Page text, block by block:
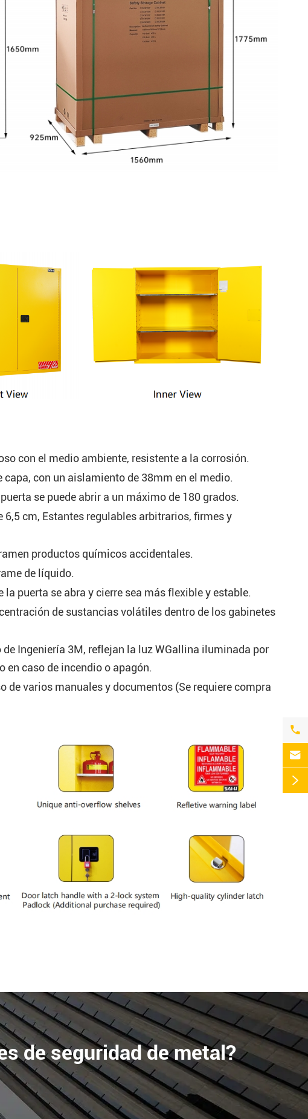
con el medio ambiente, resistente a la corrosión.
con un aislamiento de 38mm en el medio.
se puede abrir a un máximo de 180 grados.
cm, Estantes regulables arbitrarios, firmes y
productos químicos accidentales.
de líquido.
puerta se abra y cierre sea más flexible y estable.
de sustancias volátiles dentro de los gabinetes
Ingeniería 3M, reflejan la luz WGallina iluminada por
caso de incendio o apagón.
de varios manuales y documentos (Se requiere compra
de seguridad de metal?


